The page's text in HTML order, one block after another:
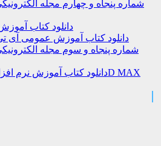
شماره پنجاه و چهارم مجله
دانلود کتاب آموزش
دانلود کتاب آموزش عمومی آی
شماره پنجاه و سوم مجله
دانلود کتاب آموزش نرم افزار سه بعدی سازی 3D MAX